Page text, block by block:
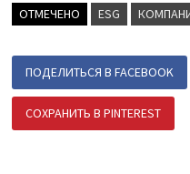
ОТМЕЧЕНО ESG
ПОДЕЛИТЬСЯ В FACEBOOK
СОХРАНИТЬ В PINTEREST